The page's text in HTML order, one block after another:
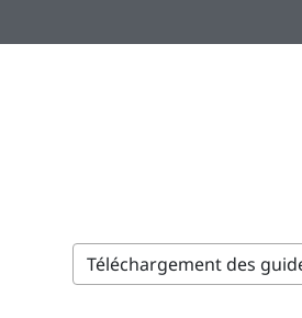
Téléchargement des